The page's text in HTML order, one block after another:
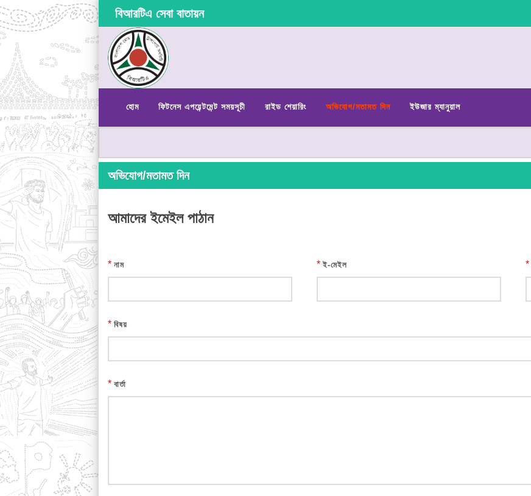
বিআরটিএ সেবা বাতায়ন
হোম ফিটনেস এপয়েন্টমেন্ট সময়সূচী রাইড শেয়ারিং অভিযোগ/মতামত দিন ইউজার ম্যানুয়াল
অভিযোগ/মতামত দিন
আমাদের ইমেইল পাঠান
* নাম * ই-মেইল *
* বিষয়
* বার্তা